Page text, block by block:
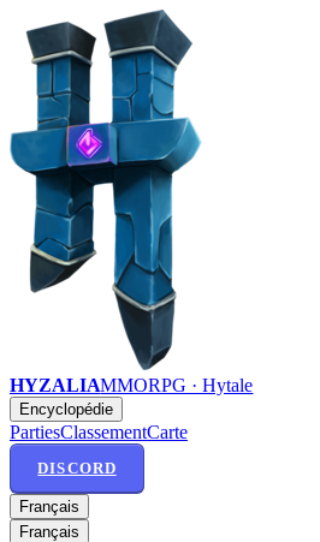
HYZALIAMMORPG · Hytale
Encyclopédie
PartiesClassementCarte
DISCORD
Français
Français